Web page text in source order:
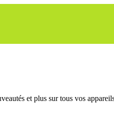
et plus sur tous vos